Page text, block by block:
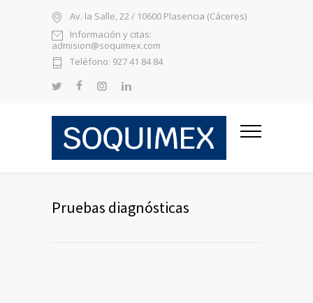
Av. la Salle, 22 / 10600 Plasencia (Cáceres)
Información y citas:
admision@soquimex.com
Teléfono: 927 41 84 84
Pruebas diagnósticas